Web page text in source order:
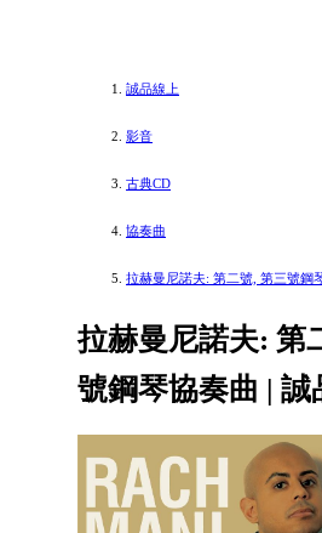
誠品線上
影音
古典CD
協奏曲
拉赫曼尼諾夫: 第二號, 第三號鋼
拉赫曼尼諾夫: 第
號鋼琴協奏曲 | 誠